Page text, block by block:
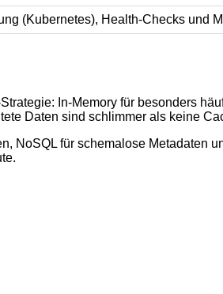
(Kubernetes), Health-Checks und
In-Memory für besonders
Daten sind schlimmer als keine
NoSQL für schemalose Metadaten